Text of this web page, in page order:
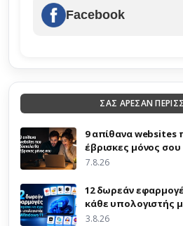
Facebook
ΣΑΣ ΑΡΕΣΑΝ
9 απίθανα websites
έβρισκες μόνος σου
7.8.26
12 δωρεάν
κάθε υπολογιστής
3.8.26